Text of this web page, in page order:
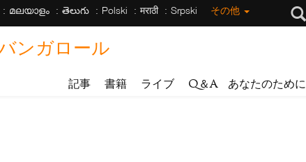
മലയാളം తెలుగు Polski मराठी Srpski その他
ンガロール
記事 書籍 ライブ Q＆A あなたのために